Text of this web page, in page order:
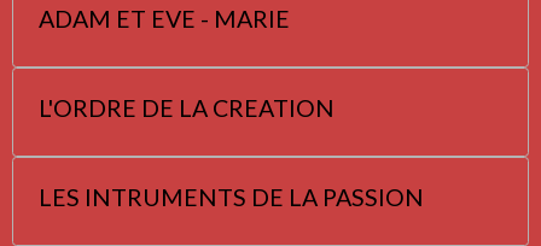
ADAM ET EVE - MARIE
L'ORDRE DE LA CREATION
LES INTRUMENTS DE LA PASSION